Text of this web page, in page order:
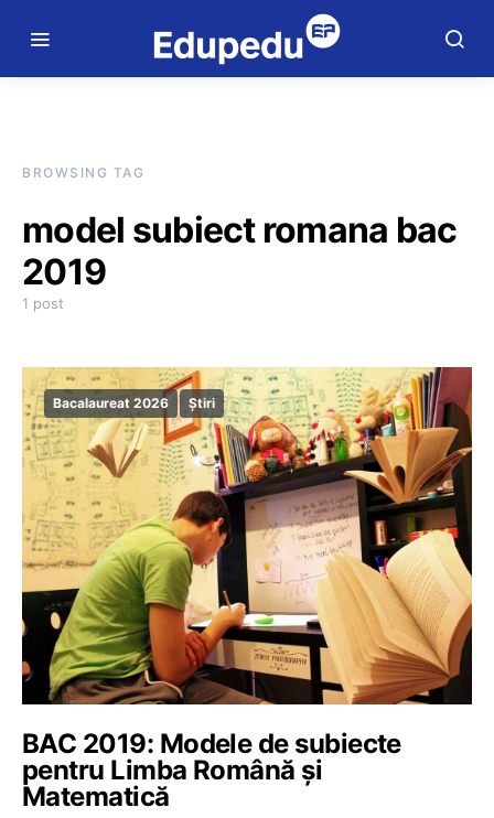
BROWSING TAG
model subiect romana bac
2019
1 post
Bacalaureat 2026 Știri
BAC 2019: Modele de subiecte
pentru Limba Română și
Matematică